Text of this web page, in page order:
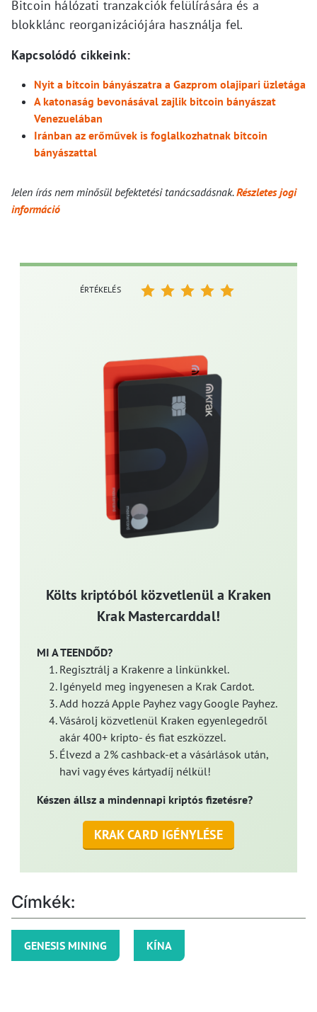
Bitcoin hálózati tranzakciók felülírására és a
blokklánc reorganizációjára használja fel.
Kapcsolódó cikkeink:
Nyit a bitcoin bányászatra a Gazprom olajipari üzletága
A katonaság bevonásával zajlik bitcoin bányászat
Venezuelában
Iránban az erőművek is foglalkozhatnak bitcoin
bányászattal
Jelen írás nem minősül befektetési tanácsadásnak.Részletes jogi
információ
Költs kriptóból közvetlenül a Kraken
Krak Mastercarddal!
MI A TEENDŐD?
Regisztrálj a Krakenre a linkünkkel.
Igényeld meg ingyenesen a Krak Cardot.
Add hozzá Apple Payhez vagy Google Payhez.
Vásárolj közvetlenül Kraken egyenlegedről
akár 400+ kripto- és fiat eszközzel.
Élvezd a 2% cashback-et a vásárlások után,
havi vagy éves kártyadíj nélkül!
Készen állsz a mindennapi kriptós fizetésre?
KRAK CARD IGÉNYLÉSE
ÉRTÉKELÉS
Címkék:
GENESIS MINING KÍNA